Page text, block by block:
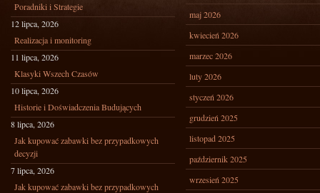
Poradniki i Strategie
12 lipca, 2026
Realizacja i monitoring
11 lipca, 2026
Klasyki Wszech Czasów
10 lipca, 2026
Historie i Doświadczenia Budujących
8 lipca, 2026
Jak kupować zabawki bez przypadkowych
decyzji
7 lipca, 2026
Jak kupować zabawki bez przypadkowych
maj 2026
kwiecień 2026
marzec 2026
luty 2026
styczeń 2026
grudzień 2025
listopad 2025
październik 2025
wrzesień 2025